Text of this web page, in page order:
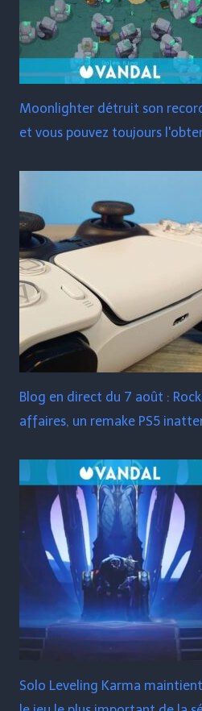
Moonlighter détruit son
et vous pouvez toujours
Blog en direct du 7 août :
affaires, un remake PS5
Solo Leveling Karma